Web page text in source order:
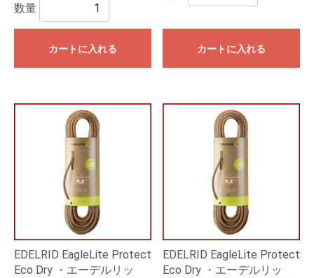
数量
カートに入れる カートに入れる
EDELRID EagleLite Protect
Eco Dry ・エーデルリッ
EDELRID EagleLite Protect
Eco Dry ・エーデルリッ